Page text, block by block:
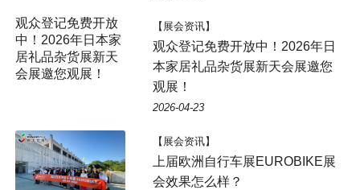
【展会资讯】
观众登记免费开放中！2026年日
本家居礼品杂货展新天会展邀您
观展！
2026-04-23
【展会资讯】
上届欧洲自行车展EUROBIKE展
会效果怎么样？